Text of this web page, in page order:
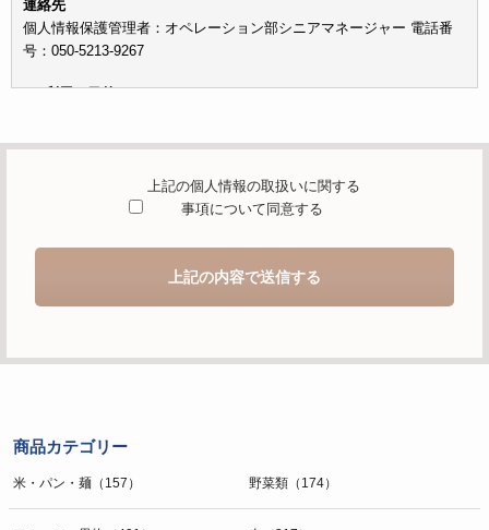
連絡先
個人情報保護管理者：オペレーション部シニアマネージャー 電話番
号：050-5213-9267
c）利用の目的
を適切に受け付け、当社が提供するサービスに関する情報を電子メー
d）個人情報を第三者に提供することが予定される場合の事項
情報を第三者に提供することはありません。
す。
的の通知・開示・内容の訂正・追加または削除・利用の停止・消去お
よび第三者への提供の停止（「開示等」といいます。）に応じます。
上記の個人情報の取扱いに関する
事項について同意する
上記の内容で送信する
商品カテゴリー
米・パン・麺（157） 野菜類（174）